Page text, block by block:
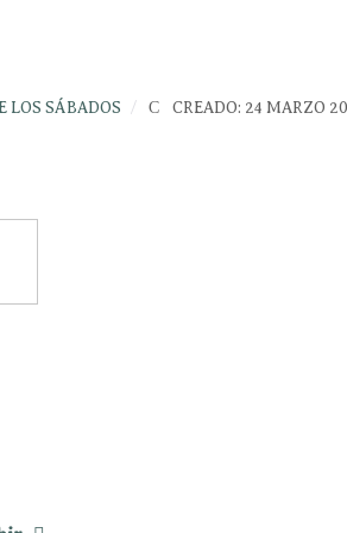
LOS SÁBADOS CREADO: 24 MARZO